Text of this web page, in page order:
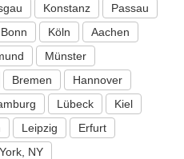
Konstanz
Passau
Bonn Köln
Aachen
Münster
Bremen
Hannover
Lübeck
Kiel
Leipzig
Erfurt
NY